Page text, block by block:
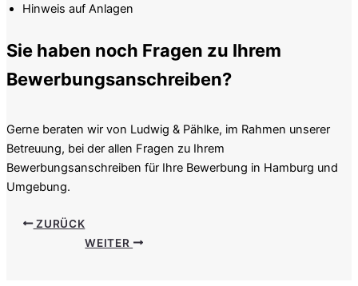
Hinweis auf Anlagen
Sie haben noch Fragen zu Ihrem
Bewerbungsanschreiben?
Gerne beraten wir von Ludwig & Pählke, im Rahmen unserer
Betreuung, bei der allen Fragen zu Ihrem
Bewerbungsanschreiben für Ihre Bewerbung in Hamburg und
Umgebung.
ZURÜCK
WEITER